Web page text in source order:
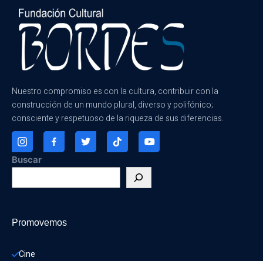
Nuestro compromiso es con la cultura, contribuir con la
construcción de un mundo plural, diverso y polifónico;
consciente y respetuoso de la riqueza de sus diferencias.
Buscar
Promovemos
Cine